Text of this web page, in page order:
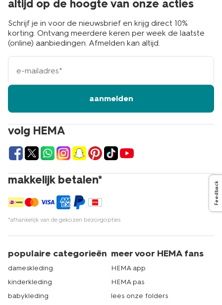
volg HEMA
makkelijk betalen*
*afhankelijk van de gekozen bezorgopties
altijd op de hoogte van onze acties
Schrijf je in voor de nieuwsbrief en krijg direct 10%
korting. Ontvang meerdere keren per week de laatste
(online) aanbiedingen. Afmelden kan altijd.
e-
mailadres
aanmelden
populaire categorieën
dameskleding
kinderkleding
babykleding
meer voor HEMA fans
HEMA app
HEMA pas
lees onze folders
Feedback